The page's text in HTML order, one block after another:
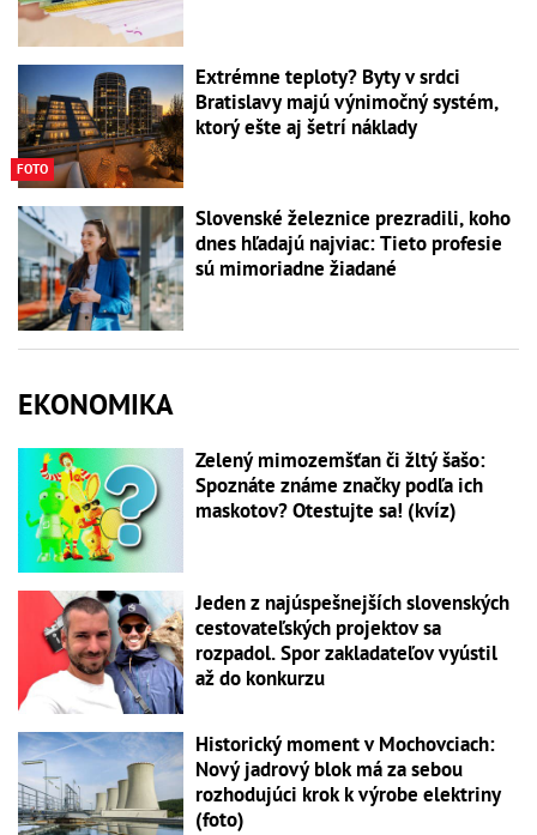
FOTO
Extrémne teploty? Byty v srdci
Bratislavy majú výnimočný systém,
ktorý ešte aj šetrí náklady
Slovenské železnice prezradili, koho
dnes hľadajú najviac: Tieto profesie
sú mimoriadne žiadané
EKONOMIKA
Zelený mimozemšťan či žltý šašo:
Spoznáte známe značky podľa ich
maskotov? Otestujte sa! (kvíz)
Jeden z najúspešnejších slovenských
cestovateľských projektov sa
rozpadol. Spor zakladateľov vyústil
až do konkurzu
Historický moment v Mochovciach:
Nový jadrový blok má za sebou
rozhodujúci krok k výrobe elektriny
(foto)